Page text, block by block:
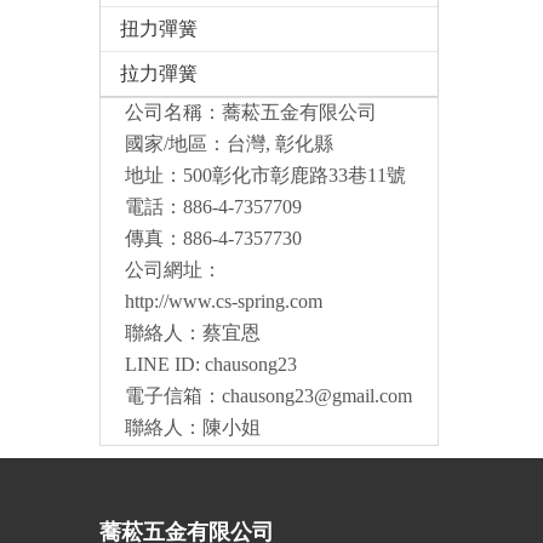
扭力彈簧
拉力彈簧
公司名稱：蕎菘五金有限公司
國家/地區：台灣, 彰化縣
地址：500彰化市彰鹿路33巷11號
電話：886-4-7357709
傳真：886-4-7357730
公司網址：
http://www.cs-spring.com
聯絡人：蔡宜恩
LINE ID: chausong23
電子信箱： chausong23@gmail.com
聯絡人：陳小姐
蕎菘五金有限公司